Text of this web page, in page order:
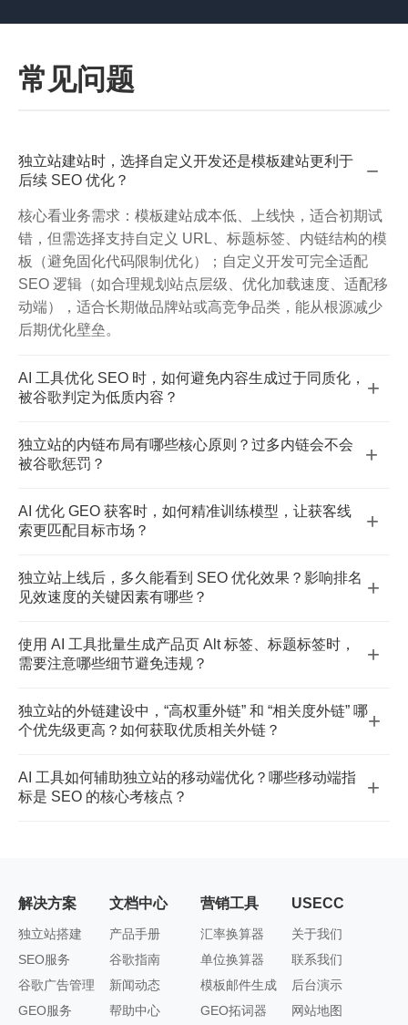
常见问题
独立站建站时，选择自定义开发还是模板建站更利于
后续 SEO 优化？
−
核心看业务需求：模板建站成本低、上线快，适合初期试
错，但需选择支持自定义 URL、标题标签、内链结构的模
板（避免固化代码限制优化）；自定义开发可完全适配
SEO 逻辑（如合理规划站点层级、优化加载速度、适配移
动端），适合长期做品牌站或高竞争品类，能从根源减少
后期优化壁垒。
AI 工具优化 SEO 时，如何避免内容生成过于同质化，
被谷歌判定为低质内容？
+
充行业专属数据、真实案例、实操技巧，增强内容独特
内容结构），避免直接套用通用模板；③ 控制相同主题内
容的重复率，通过差异化角度（如 “新手避坑”“高阶技
独立站的内链布局有哪些核心原则？过多内链会不会
被谷歌惩罚？
+
群”（核心页→专题页→内容页相互关联）；② 锚文本避
关技巧”）；③ 内链指向需有相关性（如 SEO 文章不随意
链向产品销售页）。谷歌惩罚的是 “恶意堆砌内链”（如无
链≤15-20 个，且指向高价值页面）反而能提升权重传递效
率。
AI 优化 GEO 获客时，如何精准训练模型，让获客线
索更匹配目标市场？
+
数据（如当地用户搜索习惯、竞品关键词、热门需求）；
化），让 AI 聚焦对应场景的沟通话术、落地页引导逻辑；
③ 定期用真实获客数据反馈优化模型（如筛选高转化线索
独立站上线后，多久能看到 SEO 优化效果？影响排名
见效速度的关键因素有哪些？
+
度（长尾低竞争词 1-2 个月可能见效，核心大词需 6 个月
加载速度）；③ 优化落地质量（关键词布局、内容原创
度、外链质量、移动端适配性）；④ 行业竞争环境（高竞
使用 AI 工具批量生成产品页 Alt 标签、标题标签时，
需要注意哪些细节避免违规？
+
结合产品核心卖点（如材质、功能、场景）自然融入；②
品” 这类泛化描述，需具体说明 “XX 型号户外防水背
包”）；③ 标题标签控制在 50-60 个字符内，避免过长被
独立站的外链建设中，“高权重外链” 和 “相关度外链” 哪
个优先级更高？如何获取优质相关外链？
+
度”（如 SEO 博客链接到你的 SEO 优化服务页，远优于
入站点链接（避免硬广）。
AI 工具如何辅助独立站的移动端优化？哪些移动端指
标是 SEO 的核心考核点？
+
移动端的简洁版内容（避免大段文字，拆分小标题、
弹窗遮挡、按钮易点击）、响应式适配（不同屏幕尺寸显
示正常）。
解决方案
独立站搭建
SEO服务
谷歌广告管理
GEO服务
文档中心
产品手册
谷歌指南
新闻动态
帮助中心
营销工具
汇率换算器
单位换算器
模板邮件生成
GEO拓词器
USECC
关于我们
联系我们
后台演示
网站地图